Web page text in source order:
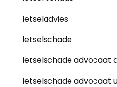
letseladvies
letselschade
letselschade advocaat
letselschade advocaat